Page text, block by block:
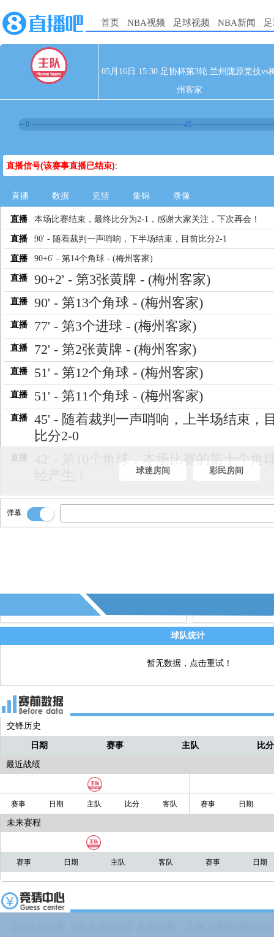
首页 NBA视频 足球视频 NBA新闻
05月16日 15:30 足协杯第3轮 兰州陇原竞技vs
州客家
0 45
直播信号(该赛事直播已结束):
直播 数据 竞猜 集锦 录像
直播 本场比赛结束，最终比分为2-1，感谢大家关注，下次再会！
直播 90' - 随着裁判一声哨响，下半场结束，目前比分2-1
直播 90+6' - 第14个角球 - (梅州客家)
直播 90+2' - 第3张黄牌 - (梅州客家)
直播 90' - 第13个角球 - (梅州客家)
直播 77' - 第3个进球 - (梅州客家)
直播 72' - 第2张黄牌 - (梅州客家)
直播 51' - 第12个角球 - (梅州客家)
直播 51' - 第11个角球 - (梅州客家)
直播
45' - 随着裁判一声哨响，上半场结束，
比分2-0
直播
42' - 第10个角球，本场比赛的第十个角
球迷房间 彩民房间
弹幕
球队统计
暂无数据，点击重试！
交锋历史
日期 赛事 主队 比分
最近战绩
赛事 日期 主队 比分 客队 赛事 日期
未来赛程
赛事 日期 主队 客队 赛事 日期